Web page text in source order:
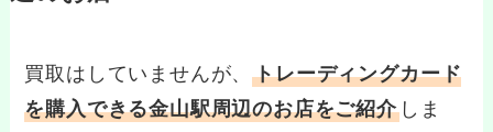
買取はしていませんが、トレーディングカード
を購入できる金山駅周辺のお店をご紹介しま